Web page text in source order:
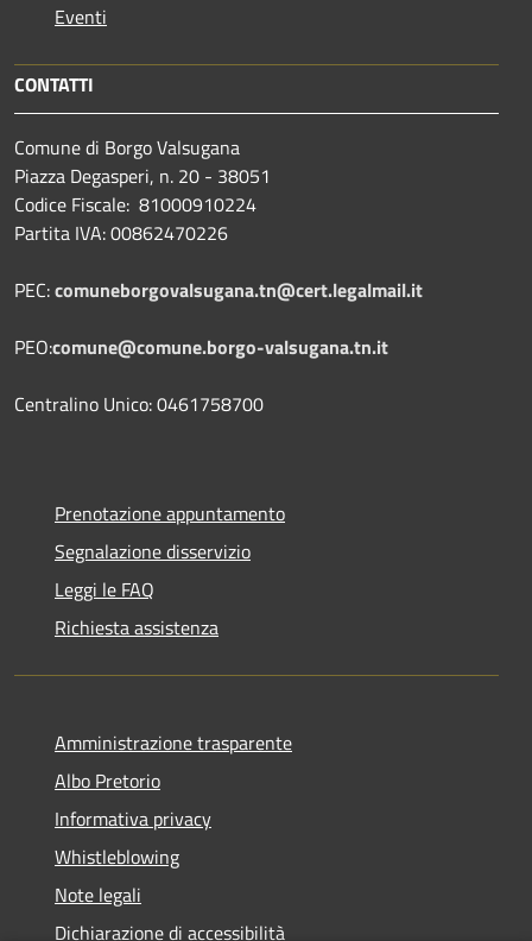
Eventi
CONTATTI
Comune di Borgo Valsugana
Piazza Degasperi, n. 20 - 38051
Codice Fiscale: 81000910224
Partita IVA: 00862470226
PEC:comuneborgovalsugana.tn@cert.legalmail.it
PEO:comune@comune.borgo-valsugana.tn.it
Centralino Unico: 0461758700
Prenotazione appuntamento
Segnalazione disservizio
Leggi le FAQ
Richiesta assistenza
Amministrazione trasparente
Albo Pretorio
Informativa privacy
Whistleblowing
Note legali
Dichiarazione di accessibilità